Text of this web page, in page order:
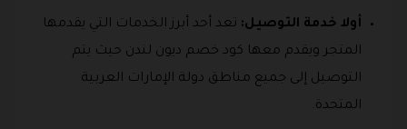
أولا خدمة التوصيل: تعد أحد أبرز الخدمات التي يقدمها
المتجر ويقدم معها كود خصم ديون لندن حيث يتم
التوصيل إلى جميع مناطق دولة الإمارات العربية
المتحدة.